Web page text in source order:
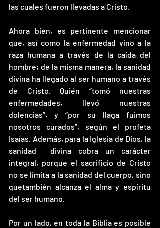
las cuales fueron llevadas a Cristo.
Ahora bien, es pertinente mencionar
que, así como la enfermedad vino a la
raza humana a través de la caída del
hombre; de la misma manera, la sanidad
divina ha llegado al ser humano a través
de Cristo. Quién “tomó nuestras
enfermedades, llevó nuestras
dolencias”, y “por su llaga fuimos
nosotros curados”, según el profeta
Isaías. Además, para la Iglesia de Dios, la
sanidad  divina cobra un carácter
integral, porque el sacrificio de Cristo
no se limita a la sanidad del cuerpo, sino
quetambién alcanza el alma y espíritu
del ser humano.
Por un lado, en toda la Biblia es posible